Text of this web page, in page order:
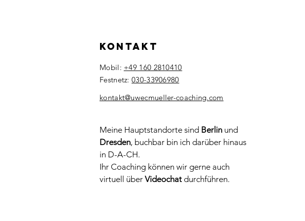
Kontakt
Mobil: +49 160 2810410
Festnetz: 030-33906980
​kontakt@uwecmueller-coaching.com
Meine Hauptstandorte sind Berlin und
Dresden, buchbar bin ich darüber hinaus
in D-A-CH.
Ihr Coaching können wir gerne auch
virtuell über Videochat durchführen.